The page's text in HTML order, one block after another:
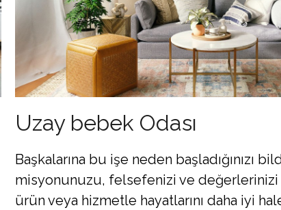
Uzay bebek Odası
Başkalarına bu işe neden başladığınızı
misyonunuzu, felsefenizi ve değerlerinizi
ürün veya hizmetle hayatlarını daha iyi